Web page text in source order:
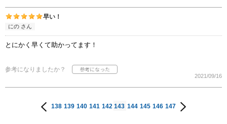
早い！
にの さん
とにかく早くて助かってます！
参考になりましたか？
2021/09/16
138 139 140 141 142 143 144 145 146 147